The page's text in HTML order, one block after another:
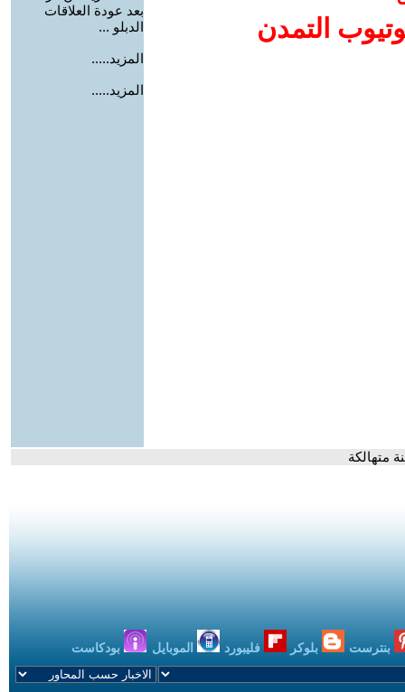
التمدن
بعد عودة العلاقات
الدبلو ...
المزيد.....
المزيد.....
متهالكة
بنترست بلوكر فليبورد الموبايل بودكاست